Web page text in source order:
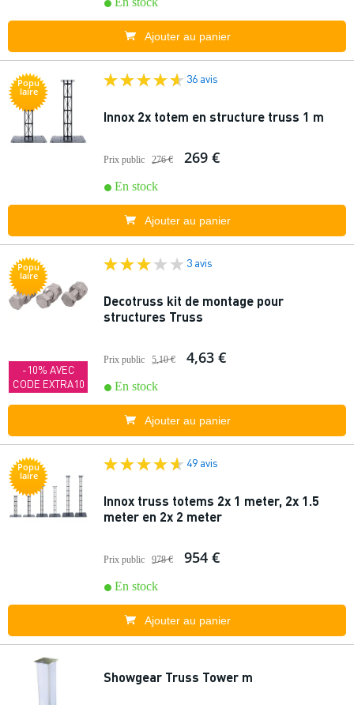
Ajouter au panier
Popu
laire
36 avis
Innox 2x totem en structure truss 1 m
Prix public 276 € 269 €
En stock
Ajouter au panier
Popu
laire
-10% AVEC
CODE EXTRA10
3 avis
Decotruss kit de montage pour
structures Truss
Prix public 5,10 € 4,63 €
En stock
Ajouter au panier
Popu
laire
49 avis
Innox truss totems 2x 1 meter, 2x 1.5
meter en 2x 2 meter
Prix public 978 € 954 €
En stock
Ajouter au panier
Showgear Truss Tower m